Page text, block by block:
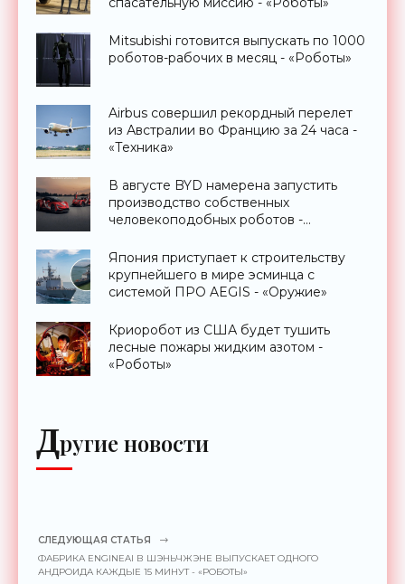
Mitsubishi готовится выпускать по 1000
роботов-рабочих в месяц - «Роботы»
Airbus совершил рекордный перелет
из Австралии во Францию за 24 часа -
«Техника»
В августе BYD намерена запустить
производство собственных
человекоподобных роботов -
Япония приступает к строительству
крупнейшего в мире эсминца с
системой ПРО AEGIS - «Оружие»
Криоробот из США будет тушить
лесные пожары жидким азотом -
«Роботы»
Другие новости
СЛЕДУЮЩАЯ СТАТЬЯ
ФАБРИКА ENGINEAI В ШЭНЬЧЖЭНЕ ВЫПУСКАЕТ ОДНОГО
АНДРОИДА КАЖДЫЕ 15 МИНУТ - «РОБОТЫ»